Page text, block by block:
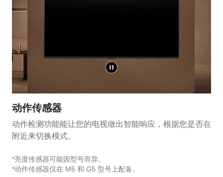
动作传感器
动作检测功能能让您的电视做出智能响应，根据您是否在
附近来切换模式。
*亮度传感器可能因型号而异。
*动作传感器仅在 M5 和 G5 型号上配备。